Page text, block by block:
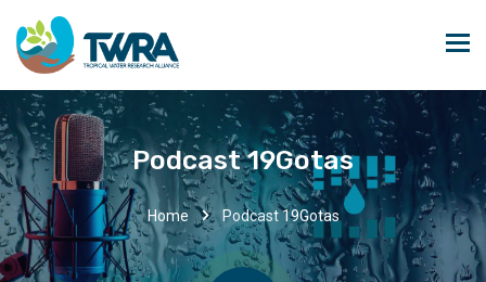
Podcast 19Gotas
Home Podcast 19Gotas